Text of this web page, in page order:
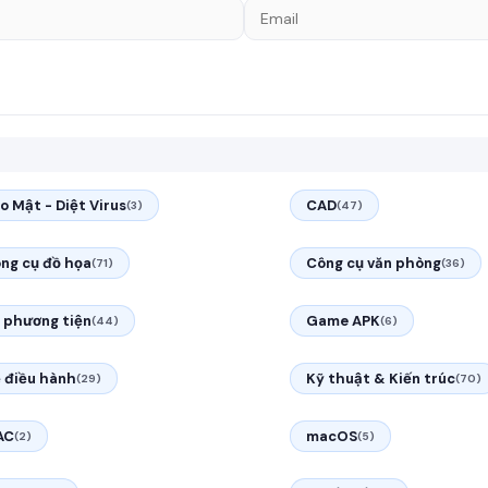
Mật - Diệt Virus(3) CAD(47)
cụ đồ họa(71) Công cụ văn phòng(36)
phương tiện(44) Game APK(6)
điều hành(29) Kỹ thuật & Kiến trúc(70)
(2) macOS(5)